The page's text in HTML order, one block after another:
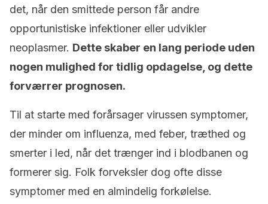
det, når den smittede person får andre
opportunistiske infektioner eller udvikler
neoplasmer. Dette skaber en lang periode uden
nogen mulighed for tidlig opdagelse, og dette
forværrer prognosen.
Til at starte med forårsager virussen symptomer,
der minder om influenza, med feber, træthed og
smerter i led, når det trænger ind i blodbanen og
formerer sig. Folk forveksler dog ofte disse
symptomer med en almindelig forkølelse.